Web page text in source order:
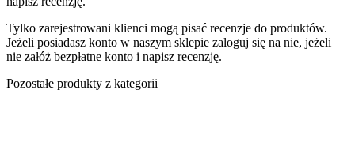
Tylko zarejestrowani klienci mogą pisać recenzje do produktów.
Jeżeli posiadasz konto w naszym sklepie zaloguj się na nie, jeżeli
nie załóż bezpłatne konto i napisz recenzję.
Pozostałe produkty z kategorii